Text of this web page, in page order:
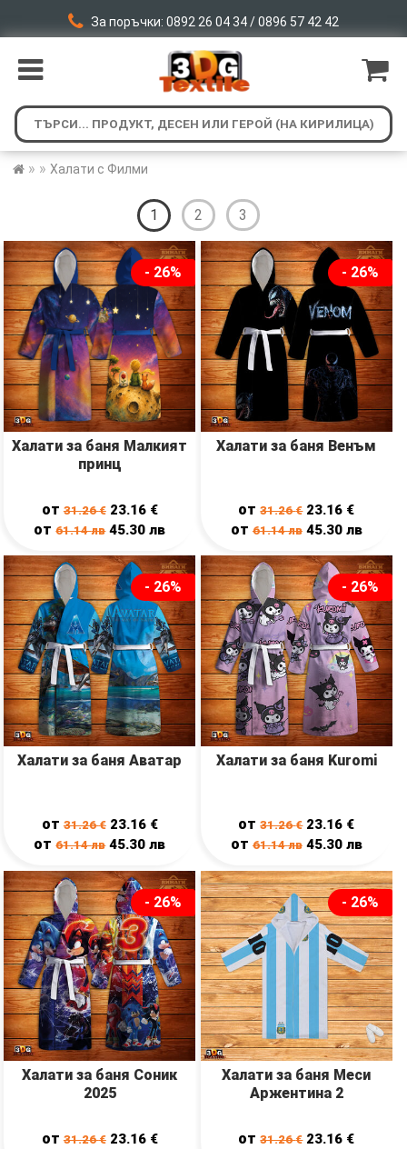
За поръчки: 0892 26 04 34 / 0896 57 42 42
» » Халати с Филми
1 2 3
- 26%
Халати за баня Малкият
принц
от31.26€ 23.16 €
от61.14лв 45.30лв
- 26%
Халати за баня Венъм
от31.26€ 23.16 €
от 61.14лв 45.30 лв
- 26%
Халати за баня Аватар
от31.26€ 23.16 €
от61.14лв 45.30лв
- 26%
Халати за баня Kuromi
от31.26€ 23.16 €
от 61.14лв 45.30 лв
- 26%
Халати за баня Соник
2025
от31.26€ 23.16 €
- 26%
Халати за баня Меси
Аржентина 2
от31.26€ 23.16 €